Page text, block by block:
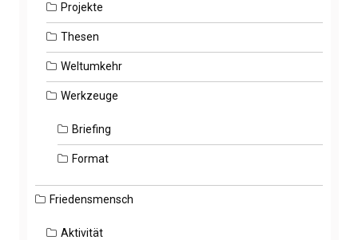
Projekte
Thesen
Weltumkehr
Werkzeuge
Briefing
Format
Friedensmensch
Aktivität